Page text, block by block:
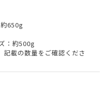
650g
：約500g
載の数量をご確認くださ